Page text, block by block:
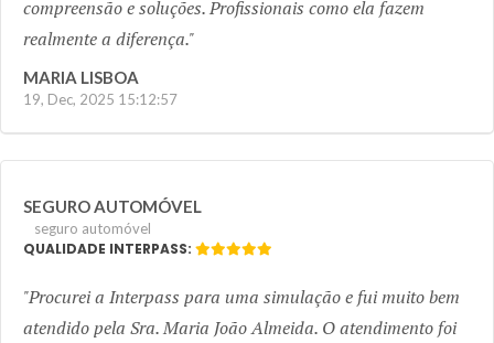
compreensão e soluções. Profissionais como ela fazem
realmente a diferença.
MARIA LISBOA
19, Dec, 2025 15:12:57
SEGURO AUTOMÓVEL
seguro automóvel
QUALIDADE INTERPASS:
Procurei a Interpass para uma simulação e fui muito bem
atendido pela Sra. Maria João Almeida. O atendimento foi